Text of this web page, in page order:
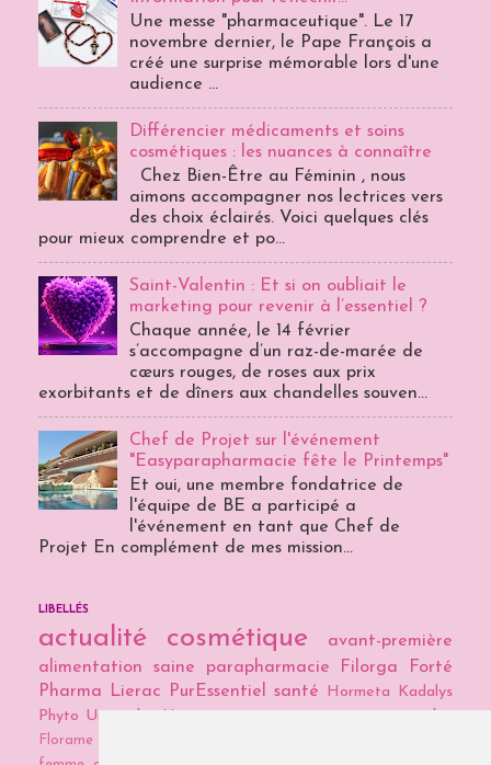
Une messe "pharmaceutique". Le 17
novembre dernier, le Pape François a
créé une surprise mémorable lors d'une
audience ...
Différencier médicaments et soins
cosmétiques : les nuances à connaître
Chez Bien-Être au Féminin , nous
aimons accompagner nos lectrices vers
des choix éclairés. Voici quelques clés
pour mieux comprendre et po...
Saint-Valentin : Et si on oubliait le
marketing pour revenir à l’essentiel ?
Chaque année, le 14 février
s’accompagne d’un raz-de-marée de
cœurs rouges, de roses aux prix
exorbitants et de dîners aux chandelles souven...
Chef de Projet sur l'événement
"Easyparapharmacie fête le Printemps"
Et oui, une membre fondatrice de
l'équipe de BE a participé a
l'événement en tant que Chef de
Projet En complément de mes mission...
LIBELLÉS
actualité cosmétique
avant-première
alimentation saine
parapharmacie Filorga
Forté
Pharma
Lierac PurEssentiel santé Hormeta Kadalys
Phyto Universkin
Florame